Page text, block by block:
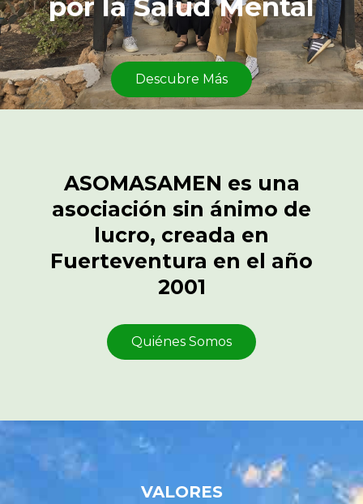
por la Salud Mental
Descubre Más
ASOMASAMEN es una
asociación sin ánimo de
lucro, creada en
Fuerteventura en el año
2001
Quiénes Somos
VALORES